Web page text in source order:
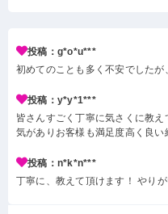
投稿：g*o*u***
初めてのことも多く不安でした
投稿：y*y*1***
皆さんすごく丁寧に気さくに教
気がありお客様も満足度高く良い
投稿：n*k*n***
丁寧に、教えて頂けます！ や